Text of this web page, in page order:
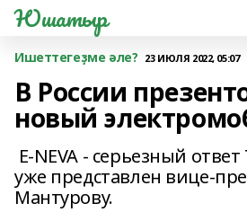
Юшатыр
Ишеттегеҙме әле? 23 ИЮЛЯ 2022, 05:07
В России
новый
E-NEVA - cерьезный
уже представлен вице-
Мантурову.